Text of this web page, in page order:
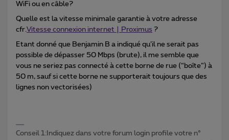
WiFi ou en câble?
Quelle est la vitesse minimale garantie à votre adresse
cfr.Vitesse connexion internet | Proximus ?
Etant donné que Benjamin B a indiqué qu’il ne serait pas
possible de dépasser 50 Mbps (brute), il me semble que
vous ne seriez pas connecté à cette borne de rue (“boîte”) à
50 m, sauf si cette borne ne supporterait toujours que des
lignes non vectorisées)
Conseil 1:Indiquez dans votre forum login profile votre n°